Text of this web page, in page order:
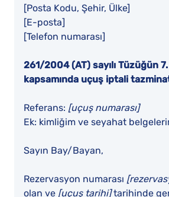
[Posta Kodu, Şehir, Ülke]
[E-posta]
[Telefon numarası]
261/2004 (AT) sayılı Tüzüğün
kapsamında uçuş iptali
Referans: [uçuş numarası]
Ek: kimliğim ve seyahat
Sayın Bay/Bayan,
Rezervasyon numarası
olan ve [uçuş tarihi]tarihinde